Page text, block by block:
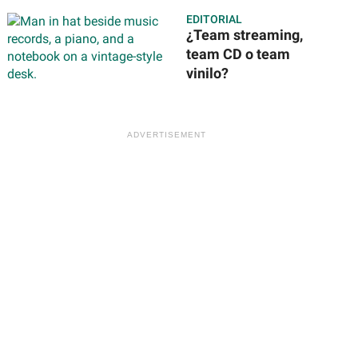
será?
EDITORIAL
¿Team streaming,
team CD o team
vinilo?